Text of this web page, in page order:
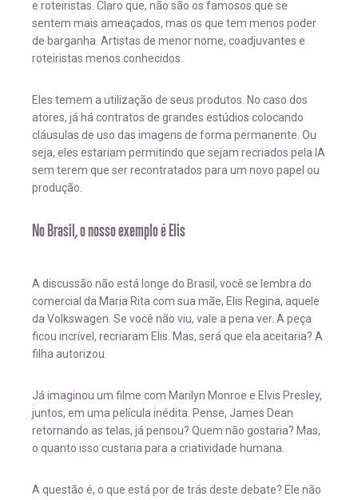
e roteiristas. Claro que, não são os famosos que se
sentem mais ameaçados, mas os que tem menos poder
de barganha. Artistas de menor nome, coadjuvantes e
roteiristas menos conhecidos.
Eles temem a utilização de seus produtos. No caso dos
atores, já há contratos de grandes estúdios colocando
cláusulas de uso das imagens de forma permanente. Ou
seja, eles estariam permitindo que sejam recriados pela IA
sem terem que ser recontratados para um novo papel ou
produção.
No Brasil, o nosso exemplo é Elis
A discussão não está longe do Brasil, você se lembra do
comercial da Maria Rita com sua mãe, Elis Regina, aquele
da Volkswagen. Se você não viu, vale a pena ver. A peça
ficou incrível, recriaram Elis. Mas, será que ela aceitaria? A
filha autorizou.
Já imaginou um filme com Marilyn Monroe e Elvis Presley,
juntos, em uma película inédita. Pense, James Dean
retornando as telas, já pensou? Quem não gostaria? Mas,
o quanto isso custaria para a criatividade humana.
A questão é, o que está por de trás deste debate? Ele não